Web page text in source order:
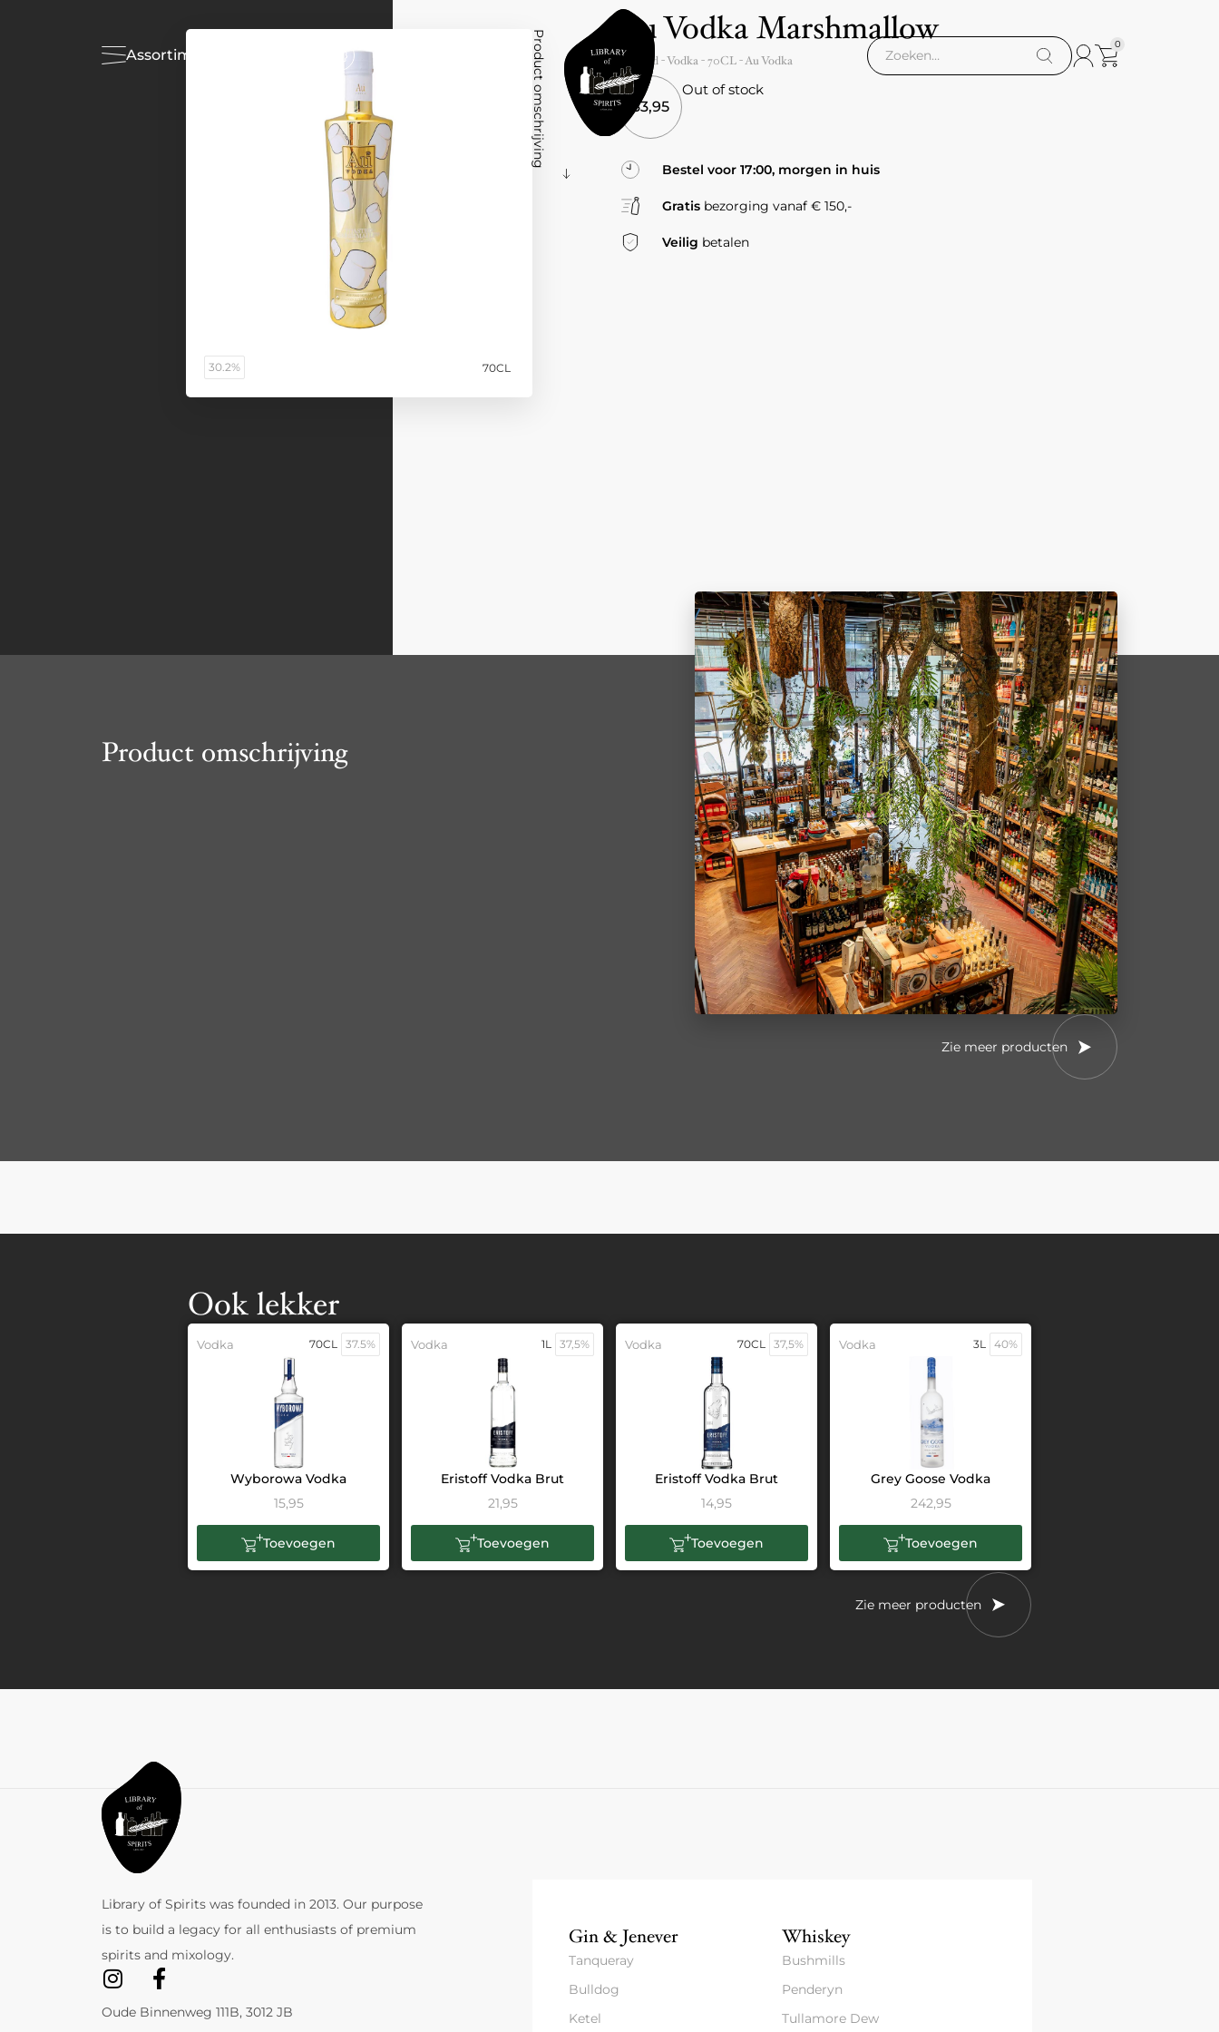
Assortiment
0
30.2% 70CL
Product omschrijving
Au Vodka Marshmallow
England- Vodka -70CL-Au Vodka
33,95
Out of stock
Bestel voor 17:00, morgen in huis
Gratis bezorging vanaf € 150,-
Veilig betalen
Product omschrijving
Zie meer producten
Ook lekker
Vodka 70CL 37.5%
Wyborowa Vodka
15,95
Toevoegen
Vodka 1L 37,5%
Eristoff Vodka Brut
21,95
Toevoegen
Vodka 70CL 37,5%
Eristoff Vodka Brut
14,95
Toevoegen
Vodka 3L 40%
Grey Goose Vodka
242,95
Toevoegen
Zie meer producten
Library of Spirits was founded in 2013. Our purpose
is to build a legacy for all enthusiasts of premium
spirits and mixology.
Oude Binnenweg 111B, 3012 JB
Gin & Jenever
Tanqueray
Bulldog
Ketel
Whiskey
Bushmills
Penderyn
Tullamore Dew